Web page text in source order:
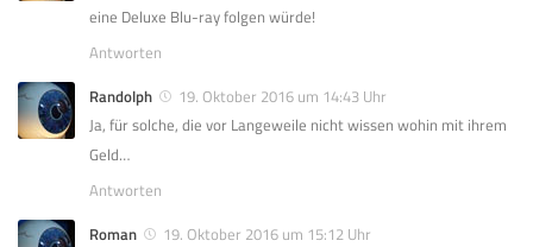
eine Deluxe Blu-ray folgen würde!
Antworten
Randolph
19. Oktober 2016 um 14:43 Uhr
Ja, für solche, die vor Langeweile nicht wissen wohin mit ihrem
Geld…
Antworten
Roman
19. Oktober 2016 um 15:12 Uhr